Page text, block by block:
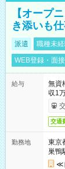
【オープ
き添いも
派遣 職種未
WEB登録・面
給与
無資
収1
交通
勤務地
東京
巣鴨
≪